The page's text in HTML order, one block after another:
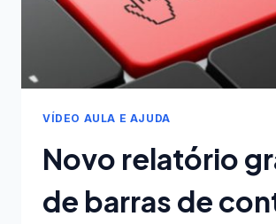
VÍDEO AULA E AJUDA
Novo relatório
de barras de